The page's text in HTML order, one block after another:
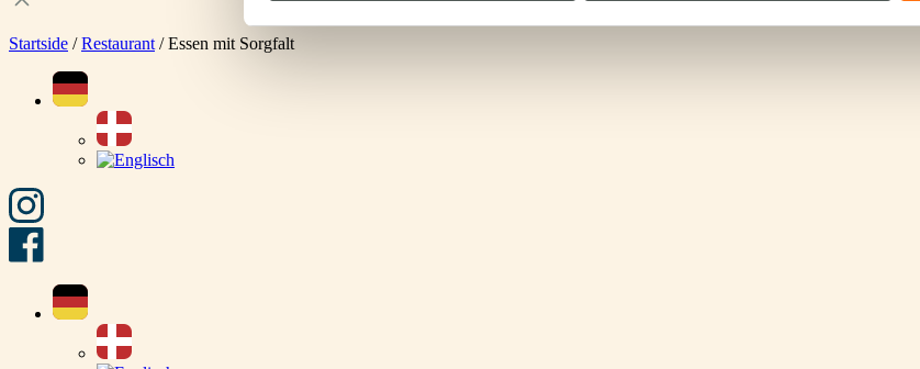
Startside /Restaurant/Essen mit Sorgfalt